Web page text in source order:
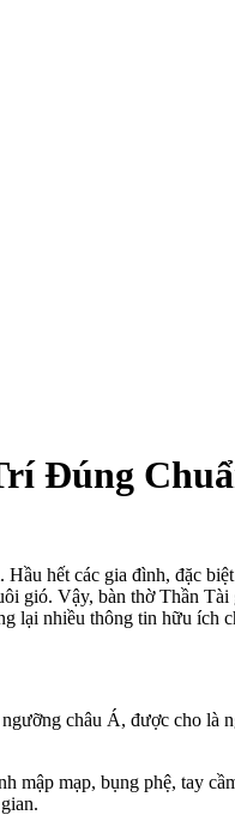
Đúng
hết các gia đình, đặc
gió. Vậy, bàn thờ Thần
lại nhiều thông tin hữu ích
châu Á, được cho là
mập mạp, bụng phệ, tay